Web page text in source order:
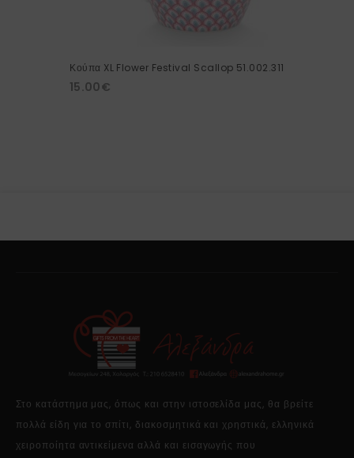
Κούπα XL Flower Festival Scallop 51.002.311
15.00€
Στο κατάστημα μας, όπως και στην ιστοσελίδα μας, θα βρείτε
πολλά είδη για το σπίτι, διακοσμητικά και χρηστικά, ελληνικά
χειροποίητα αντικείμενα αλλά και εισαγωγής που